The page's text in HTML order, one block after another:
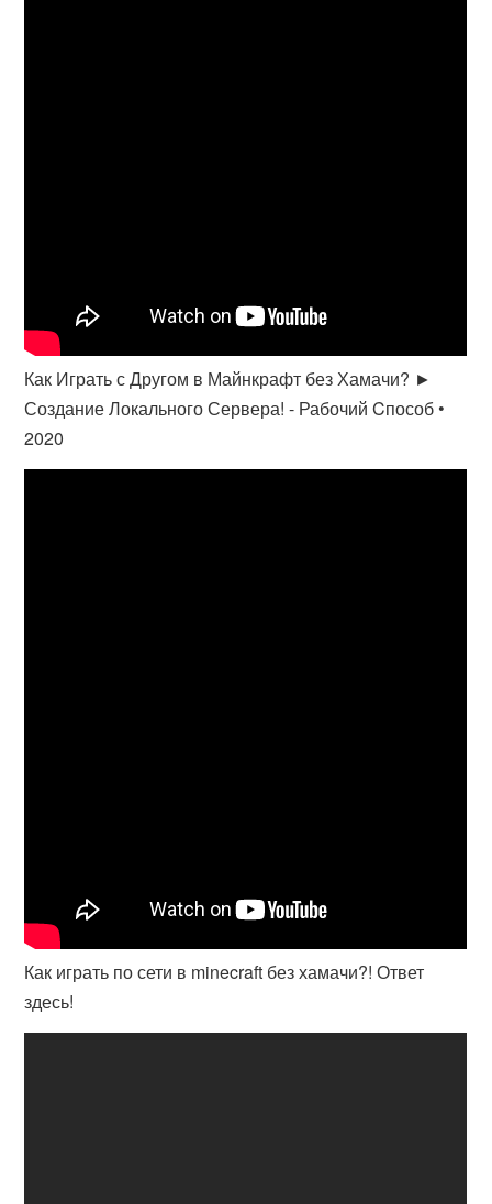
Как Играть с Другом в Майнкрафт без Хамачи? ►
Создание Локального Сервера! - Рабочий Cпособ •
2020
Как играть по сети в minecraft без хамачи?! Ответ
здесь!